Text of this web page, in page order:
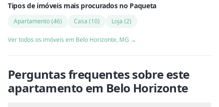
Tipos de imóveis mais procurados no Paqueta
Apartamento(46) Casa (10) Loja (2)
Ver todos os imóveis em Belo Horizonte, MG →
Perguntas frequentes sobre este
apartamento em Belo Horizonte